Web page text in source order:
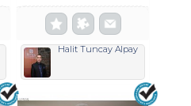
Halit Tuncay Alpay